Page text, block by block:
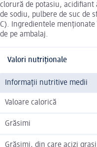
clorură de potasiu,
de sodiu, pulbere de suc de
C). Ingredientele
de pe ambalaj.
Valori nutriționale
Informații nutritive medii
Valoare calorică
Grăsimi
Grăsimi, din care acizi